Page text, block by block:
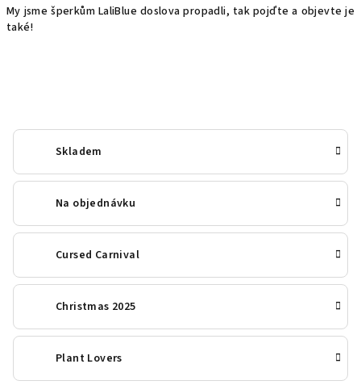
My jsme šperkům LaliBlue doslova propadli, tak pojďte a objevte je
také!
Skladem
Na objednávku
Cursed Carnival
Christmas 2025
Plant Lovers